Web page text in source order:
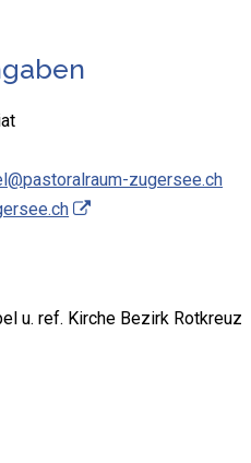
zugersee.ch
u. ref. Kirche Bezirk Rotkreuz